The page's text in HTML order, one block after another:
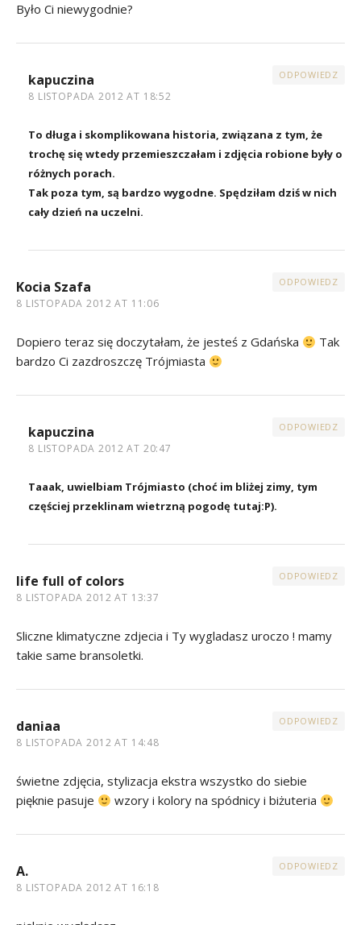
Było Ci niewygodnie?
kapuczina
8 LISTOPADA 2012 AT 18:52
ODPOWIEDZ
To długa i skomplikowana historia, związana z tym, że
trochę się wtedy przemieszczałam i zdjęcia robione były o
różnych porach.
Tak poza tym, są bardzo wygodne. Spędziłam dziś w nich
cały dzień na uczelni.
Kocia Szafa
8 LISTOPADA 2012 AT 11:06
ODPOWIEDZ
Dopiero teraz się doczytałam, że jesteś z Gdańska
Tak
bardzo Ci zazdroszczę Trójmiasta
kapuczina
8 LISTOPADA 2012 AT 20:47
ODPOWIEDZ
Taaak, uwielbiam Trójmiasto (choć im bliżej zimy, tym
częściej przeklinam wietrzną pogodę tutaj:P).
life full of colors
8 LISTOPADA 2012 AT 13:37
ODPOWIEDZ
Sliczne klimatyczne zdjecia i Ty wygladasz uroczo ! mamy
takie same bransoletki.
daniaa
8 LISTOPADA 2012 AT 14:48
ODPOWIEDZ
świetne zdjęcia, stylizacja ekstra wszystko do siebie
pięknie pasuje
wzory i kolory na spódnicy i biżuteria
A.
8 LISTOPADA 2012 AT 16:18
ODPOWIEDZ